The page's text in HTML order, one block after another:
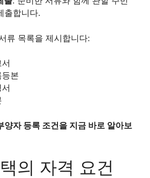
출합니다.
류 목록을 제시합니다:
본
양자 등록 조건을 지금 바로 알아보
의 자격 요건